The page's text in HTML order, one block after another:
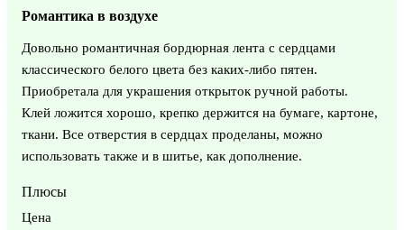
Романтика в воздухе
Довольно романтичная бордюрная лента с сердцами
классического белого цвета без каких-либо пятен.
Приобретала для украшения открыток ручной работы.
Клей ложится хорошо, крепко держится на бумаге, картоне,
ткани. Все отверстия в сердцах проделаны, можно
использовать также и в шитье, как дополнение.
Плюсы
Цена